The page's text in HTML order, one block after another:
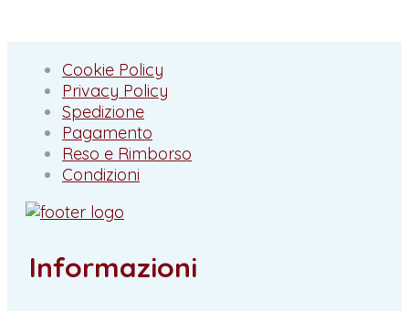
15,00 €.
Cookie Policy
Privacy Policy
Spedizione
Pagamento
Reso e Rimborso
Condizioni
Informazioni